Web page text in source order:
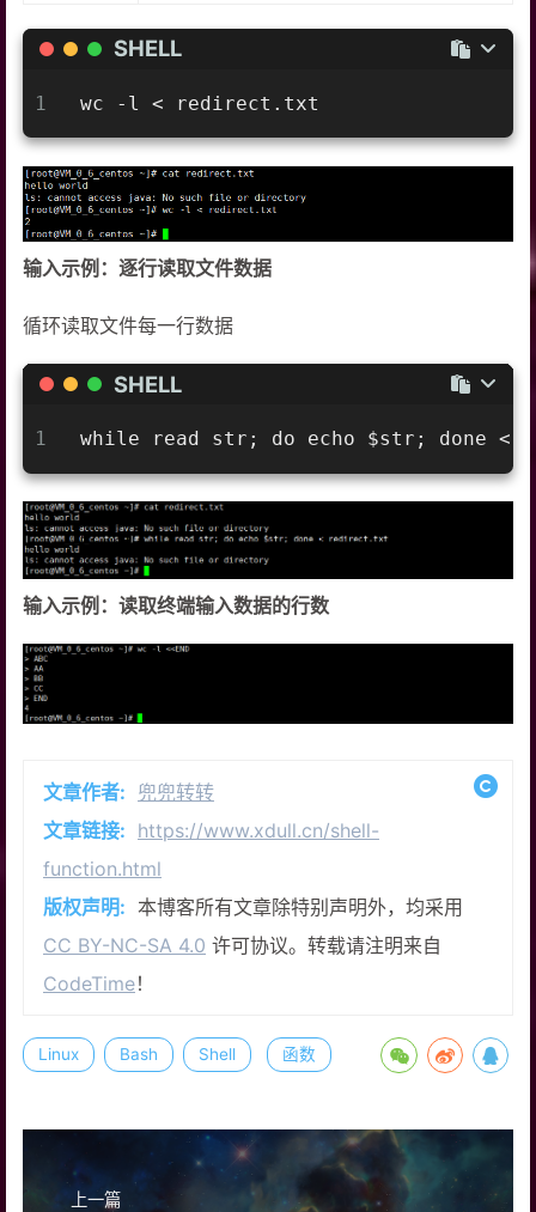
SHELL
1 wc -l < redirect.txt
输入示例：逐行读取文件数据
循环读取文件每一行数据
SHELL
1 while read str; do echo $str; done <
输入示例：读取终端输入数据的行数
文章作者: 兜兜转转
文章链接: https://www.xdull.cn/shell-
function.html
版权声明: 本博客所有文章除特别声明外，均采用
CC BY-NC-SA 4.0 许可协议。转载请注明来自
CodeTime！
Linux Bash Shell 函数
上一篇